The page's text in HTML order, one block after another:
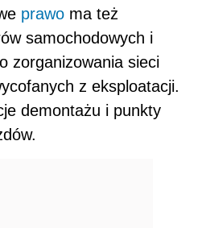
prawo ma też
samochodowych i
zorganizowania sieci
z eksploatacji.
demontażu i punkty